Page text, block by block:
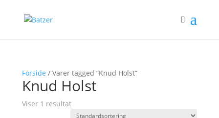
Forside / Varer tagged “Knud Holst”
Knud Holst
Viser 1 resultat